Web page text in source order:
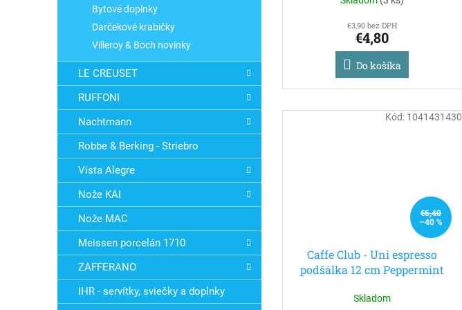
Bytové doplnky
Darčekové krabičky
Villeroy & Boch novinky
LE CREUSET
RUFFONI
Nachtmann
Robbe & Berking - Striebro
Vista Alegre
Nože KAI
Nože MAC
Meissen porcelán 1710
ZAFFERANO
IHR - servítky, sviečky a doplnky
€3,90 bez DPH
€4,80
Do košíka
€6,40
–40 %
Caffe Club - Uni espresso
podšálka 12 cm Peppermint
Skladom
Kód: 1041431430